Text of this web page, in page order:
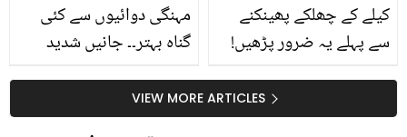
مہنگی دوائیوں سے کئی
گناہ بہتر۔۔ جانیں شدید
کیوں کھانا چاہیے؟
کیلے کے چھلکے پھینکنے
سے پہلے یہ ضرور پڑھیں!
سستا اور قدرتی حلVIEW MORE ARTICLES